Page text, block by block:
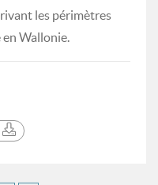
les périmètres
Wallonie.